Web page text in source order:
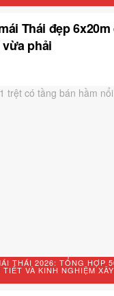
Thái đẹp
phải
THÁI 2026: TỔNG HỢP
VÀ KINH NGHIỆM